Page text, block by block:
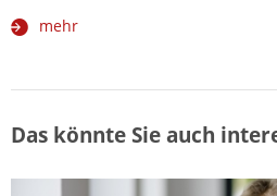
mehr
Das könnte Sie auch